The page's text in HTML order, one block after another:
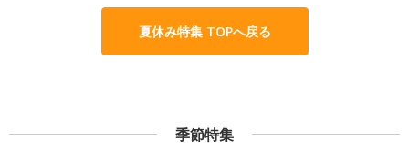
夏休み特集 TOPへ戻る
季節特集